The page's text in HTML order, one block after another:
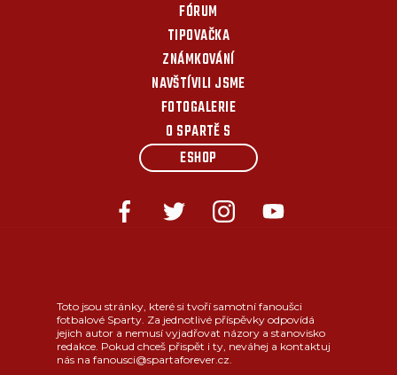
FÓRUM
TIPOVAČKA
ZNÁMKOVÁNÍ
NAVŠTÍVILI JSME
FOTOGALERIE
O SPARTĚ S
ESHOP
Toto jsou stránky, které si tvoří samotní fanoušci
fotbalové Sparty. Za jednotlivé příspěvky odpovídá
jejich autor a nemusí vyjadřovat názory a stanovisko
redakce. Pokud chceš přispět i ty, neváhej a kontaktuj
nás na fanousci@spartaforever.cz.